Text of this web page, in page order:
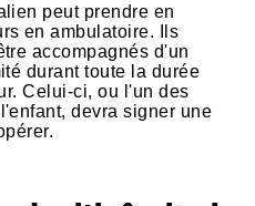
peut prendre en
en ambulatoire. Ils
accompagnés d'un
durant toute la durée
Celui-ci, ou l'un des
devra signer une